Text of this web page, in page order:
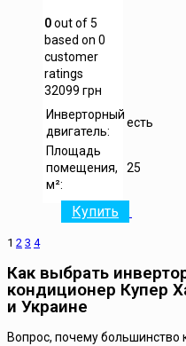
0out of5
based on 0
customer
ratings
32099 грн
Инверторный
двигатель:
есть
Площадь
помещения,
м²:
25
Купить
1 2 3 4
Как выбрать
кондиционер Купер
и Украине
Вопрос, почему большинство